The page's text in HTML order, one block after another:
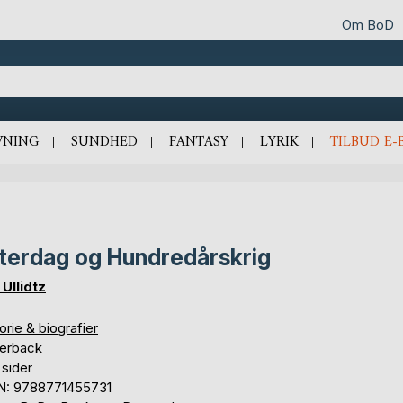
Om BoD
SUNDHED FANTASY LYRIK TILBUD E-
og Hundredårskrig
Ullidtz
& biografier
9788771455731